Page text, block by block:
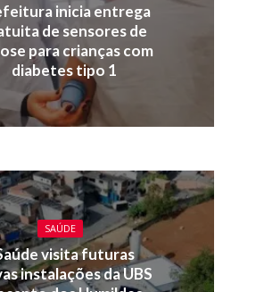
inicia entrega
de sensores de
para crianças com
diabetes tipo 1
SAÚDE
visita futuras
instalações da UBS